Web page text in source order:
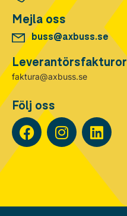
Mejla oss
buss@axbuss.se
faktura@axbuss.se
Följ oss